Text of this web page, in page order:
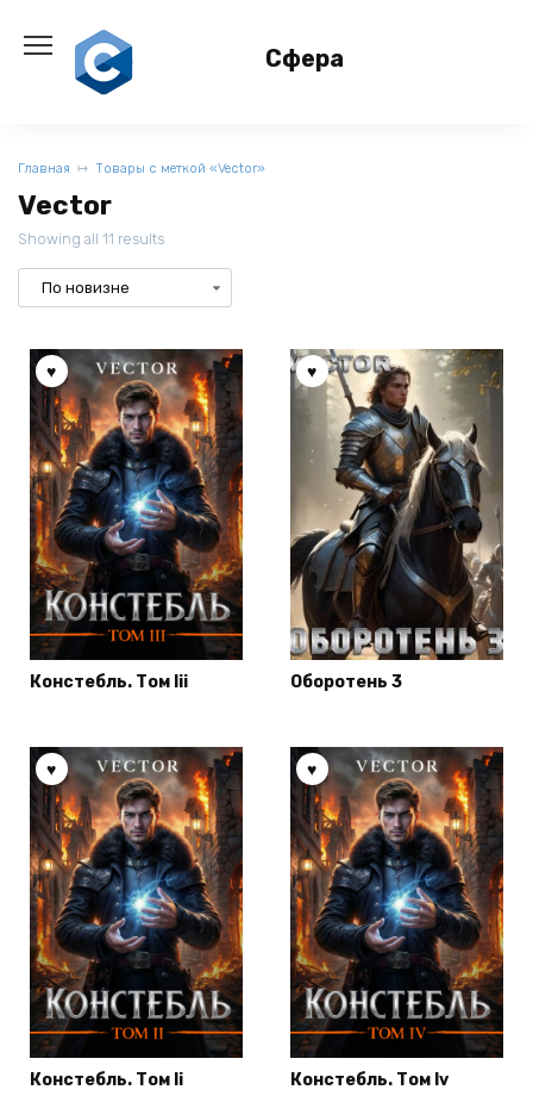
содержанию
Сфера
Главная Товары с меткой «Vector»
Vector
Showing all 11 results
Констебль. Том Iii Оборотень 3
Констебль. Том Ii Констебль. Том Iv